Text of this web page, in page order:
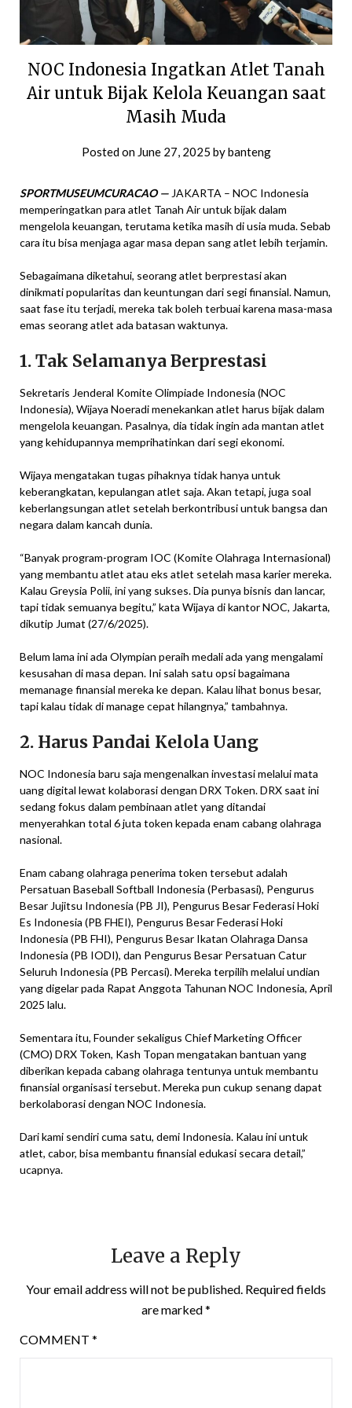
NOC Indonesia Ingatkan Atlet Tanah
Air untuk Bijak Kelola Keuangan saat
Masih Muda
Posted on June 27, 2025 bybanteng
SPORTMUSEUMCURACAO — JAKARTA – NOC Indonesia
memperingatkan para atlet Tanah Air untuk bijak dalam
mengelola keuangan, terutama ketika masih di usia muda. Sebab
cara itu bisa menjaga agar masa depan sang atlet lebih terjamin.
Sebagaimana diketahui, seorang atlet berprestasi akan
dinikmati popularitas dan keuntungan dari segi finansial. Namun,
saat fase itu terjadi, mereka tak boleh terbuai karena masa-masa
emas seorang atlet ada batasan waktunya.
1. Tak Selamanya Berprestasi
Sekretaris Jenderal Komite Olimpiade Indonesia (NOC
Indonesia), Wijaya Noeradi menekankan atlet harus bijak dalam
mengelola keuangan. Pasalnya, dia tidak ingin ada mantan atlet
yang kehidupannya memprihatinkan dari segi ekonomi.
Wijaya mengatakan tugas pihaknya tidak hanya untuk
keberangkatan, kepulangan atlet saja. Akan tetapi, juga soal
keberlangsungan atlet setelah berkontribusi untuk bangsa dan
negara dalam kancah dunia.
“Banyak program-program IOC (Komite Olahraga Internasional)
yang membantu atlet atau eks atlet setelah masa karier mereka.
Kalau Greysia Polii, ini yang sukses. Dia punya bisnis dan lancar,
tapi tidak semuanya begitu,” kata Wijaya di kantor NOC, Jakarta,
dikutip Jumat (27/6/2025).
Belum lama ini ada Olympian peraih medali ada yang mengalami
kesusahan di masa depan. Ini salah satu opsi bagaimana
memanage finansial mereka ke depan. Kalau lihat bonus besar,
tapi kalau tidak di manage cepat hilangnya,” tambahnya.
2. Harus Pandai Kelola Uang
NOC Indonesia baru saja mengenalkan investasi melalui mata
uang digital lewat kolaborasi dengan DRX Token. DRX saat ini
sedang fokus dalam pembinaan atlet yang ditandai
menyerahkan total 6 juta token kepada enam cabang olahraga
nasional.
Enam cabang olahraga penerima token tersebut adalah
Persatuan Baseball Softball Indonesia (Perbasasi), Pengurus
Besar Jujitsu Indonesia (PB JI), Pengurus Besar Federasi Hoki
Es Indonesia (PB FHEI), Pengurus Besar Federasi Hoki
Indonesia (PB FHI), Pengurus Besar Ikatan Olahraga Dansa
Indonesia (PB IODI), dan Pengurus Besar Persatuan Catur
Seluruh Indonesia (PB Percasi). Mereka terpilih melalui undian
yang digelar pada Rapat Anggota Tahunan NOC Indonesia, April
2025 lalu.
Sementara itu, Founder sekaligus Chief Marketing Officer
(CMO) DRX Token, Kash Topan mengatakan bantuan yang
diberikan kepada cabang olahraga tentunya untuk membantu
finansial organisasi tersebut. Mereka pun cukup senang dapat
berkolaborasi dengan NOC Indonesia.
Dari kami sendiri cuma satu, demi Indonesia. Kalau ini untuk
atlet, cabor, bisa membantu finansial edukasi secara detail,”
ucapnya.
Leave a Reply
Your email address will not be published. Required fields
are marked*
COMMENT *